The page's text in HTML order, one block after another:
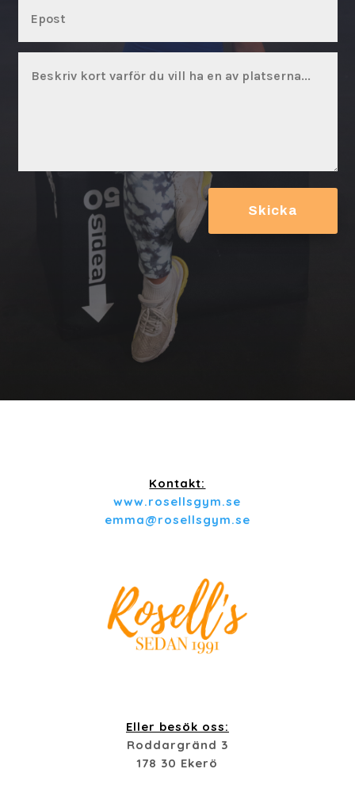
Skicka
Kontakt:
www.rosellsgym.se
emma@rosellsgym.se
Eller besök oss:
Roddargränd 3
178 30 Ekerö